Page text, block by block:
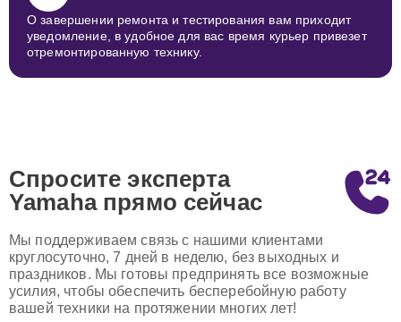
О завершении ремонта и тестирования вам приходит
уведомление, в удобное для вас время курьер привезет
отремонтированную технику.
Спросите эксперта
Yamaha прямо сейчас
Мы поддерживаем связь с нашими клиентами
круглосуточно, 7 дней в неделю, без выходных и
праздников. Мы готовы предпринять все возможные
усилия, чтобы обеспечить бесперебойную работу
вашей техники на протяжении многих лет!